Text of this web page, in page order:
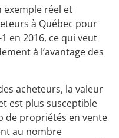
réel et
à Québec pour
en 2016, ce qui veut
à l’avantage des
acheteurs, la valeur
est plus susceptible
de propriétés en vente
au nombre